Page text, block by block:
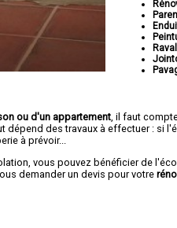
ou d'un appartement , il faut
dépend des travaux à effectuer : si
à prévoir...
vous pouvez bénéficier de
demander un devis pour votre